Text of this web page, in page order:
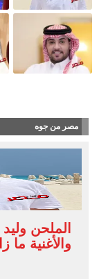
مصر من جوه
الملحن
والأغنية ما